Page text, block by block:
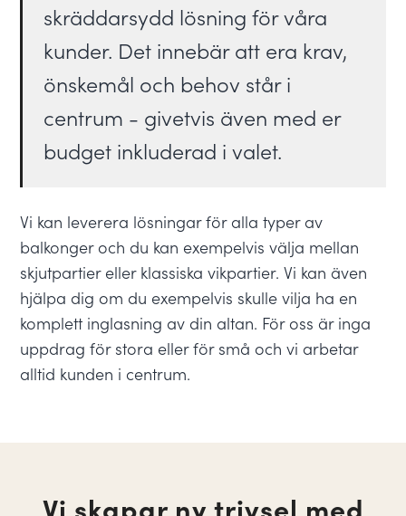
skräddarsydd lösning för våra
kunder. Det innebär att era krav,
önskemål och behov står i
centrum - givetvis även med er
budget inkluderad i valet.
Vi kan leverera lösningar för alla typer av
balkonger och du kan exempelvis välja mellan
skjutpartier eller klassiska vikpartier. Vi kan även
hjälpa dig om du exempelvis skulle vilja ha en
komplett inglasning av din altan. För oss är inga
uppdrag för stora eller för små och vi arbetar
alltid kunden i centrum.
Vi skapar ny trivsel med